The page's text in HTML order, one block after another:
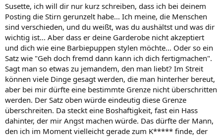
Susette, ich will dir nur kurz schreiben, dass ich bei deinem
Posting die Stirn gerunzelt habe... Ich meine, die Menschen
sind verschieden, und du weißt, was du aushältst und was dir
wichtig ist... Aber dass er deine Garderobe nicht akzeptiert
und dich wie eine Barbiepuppen stylen möchte... Oder so ein
Satz wie "Geh doch fremd dann kann ich dich fertigmachen".
Sagt man so etwas zu jemandem, den man liebt? Im Streit
können viele Dinge gesagt werden, die man hinterher bereut,
aber bei mir dürfte eine bestimmte Grenze nicht überschritten
werden. Der Satz oben würde eindeutig diese Grenze
überschreiten. Da steckt eine Boshaftigkeit, fast ein Hass
dahinter, der mir Angst machen würde. Das dürfte der Mann,
den ich im Moment vielleicht gerade zum K***** finde, der